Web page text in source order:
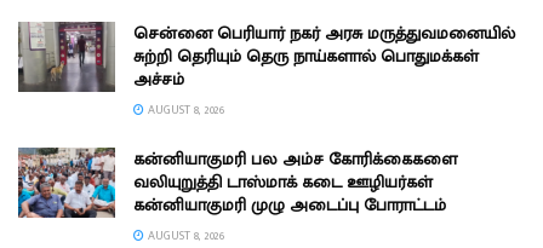
சென்னை பெரியார் நகர் அரசு மருத்துவமனையில்
சுற்றி தெரியும் தெரு நாய்களால் பொதுமக்கள்
அச்சம்
AUGUST 8, 2026
கன்னியாகுமரி பல அம்ச கோரிக்கைகளை
வலியுறுத்தி டாஸ்மாக் கடை ஊழியர்கள்
கன்னியாகுமரி முழு அடைப்பு போராட்டம்
AUGUST 8, 2026